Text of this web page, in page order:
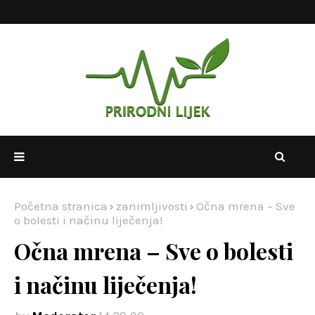
Početna stranica zanimljivosti
Očna mrena – Sve
o bolesti i načinu liječenja!
Očna mrena – Sve o bolesti
i načinu liječenja!